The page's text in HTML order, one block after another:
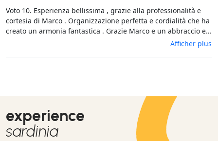
Voto 10. Esperienza bellissima , grazie alla professionalità e
cortesia di Marco . Organizzazione perfetta e cordialità che ha
creato un armonia fantastica . Grazie Marco e un abbraccio e
Afficher plus
experience
sardinia